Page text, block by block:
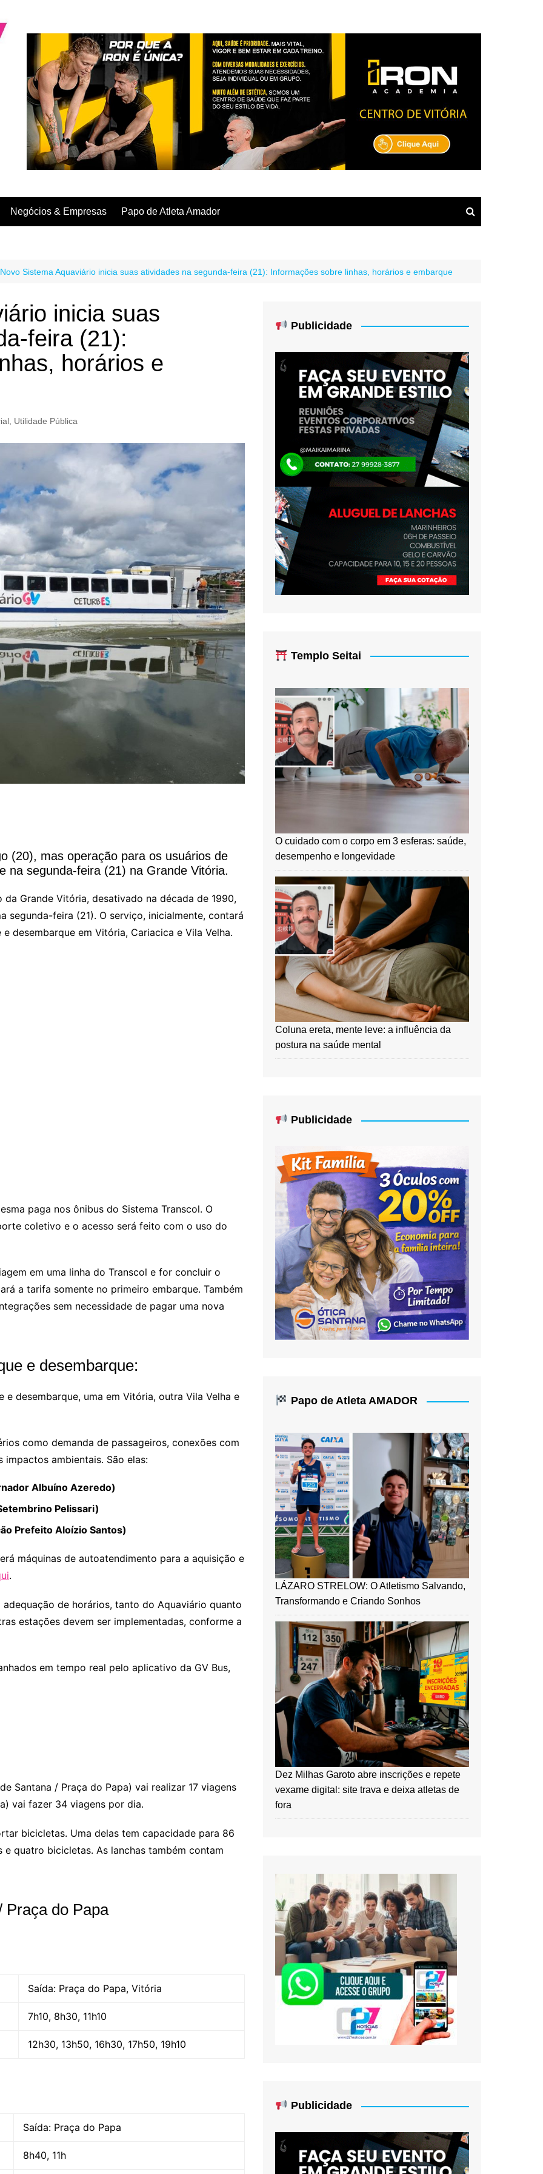
Negócios & Empresas Papo de Atleta Amador
Novo Sistema Aquaviário inicia suas atividades na segunda-feira (21): Informações sobre linhas, horários e embarque
inicia suas
feira (21):
horários e
Utilidade Pública
(20), mas operação para os usuários de
na segunda-feira (21) na Grande Vitória.
Grande Vitória, desativado na década de 1990,
segunda-feira (21). O serviço, inicialmente, contará
desembarque em Vitória, Cariacica e Vila Velha.
paga nos ônibus do Sistema Transcol. O
coletivo e o acesso será feito com o uso do
em uma linha do Transcol e for concluir o
a tarifa somente no primeiro embarque. Também
sem necessidade de pagar uma nova
e desembarque:
desembarque, uma em Vitória, outra Vila Velha e
como demanda de passageiros, conexões com
impactos ambientais. São elas:
Albuíno Azeredo)
Pelissari)
Prefeito Aloízio Santos)
máquinas de autoatendimento para a aquisição e
.
de horários, tanto do Aquaviário quanto
estações devem ser implementadas, conforme a
em tempo real pelo aplicativo da GV Bus,
Santana / Praça do Papa) vai realizar 17 viagens
vai fazer 34 viagens por dia.
bicicletas. Uma delas tem capacidade para 86
quatro bicicletas. As lanchas também contam
Praça do Papa
Saída: Praça do Papa, Vitória
7h10, 8h30, 11h10
12h30, 13h50, 16h30, 17h50, 19h10
Saída: Praça do Papa
8h40, 11h
Publicidade
Templo Seitai
O cuidado com o corpo em 3 esferas: saúde,
desempenho e longevidade
Coluna ereta, mente leve: a influência da
postura na saúde mental
Publicidade
Papo de Atleta AMADOR
LÁZARO STRELOW: O Atletismo Salvando,
Transformando e Criando Sonhos
Dez Milhas Garoto abre inscrições e repete
vexame digital: site trava e deixa atletas de
fora
Publicidade